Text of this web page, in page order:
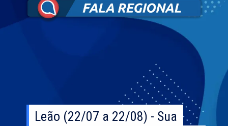
Leão (22/07 a 22/08) - Sua
Leão (22/07 a 22/08) - Sua